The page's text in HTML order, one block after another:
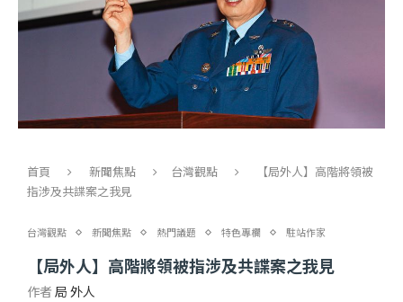
首頁 新聞焦點 台灣觀點
【局外人】高階將領被
指涉及共諜案之我見
台灣觀點 新聞焦點 熱門議題 特色專欄 駐站作家
【局外人】高階將領被指涉及共諜案之我見
作者 局 外人